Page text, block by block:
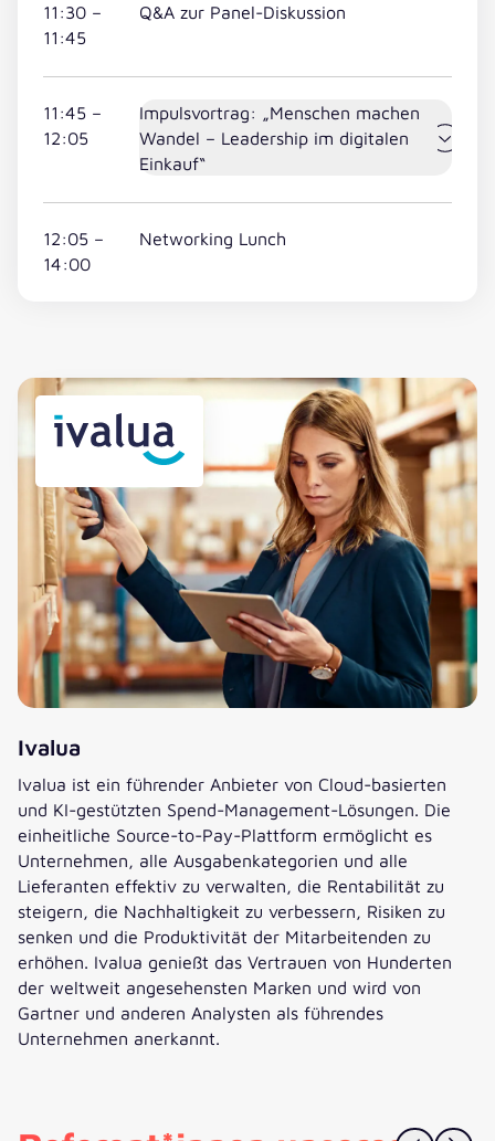
11:30 –
11:45
Q&A zur Panel-Diskussion
11:45 –
12:05
Impulsvortrag: „Menschen machen
Wandel – Leadership im digitalen
Einkauf“
12:05 –
14:00
Networking Lunch
Ivalua
Ivalua ist ein führender Anbieter von Cloud-basierten
und KI-gestützten Spend-Management-Lösungen. Die
einheitliche Source-to-Pay-Plattform ermöglicht es
Unternehmen, alle Ausgabenkategorien und alle
Lieferanten effektiv zu verwalten, die Rentabilität zu
steigern, die Nachhaltigkeit zu verbessern, Risiken zu
senken und die Produktivität der Mitarbeitenden zu
erhöhen. Ivalua genießt das Vertrauen von Hunderten
der weltweit angesehensten Marken und wird von
Gartner und anderen Analysten als führendes
Unternehmen anerkannt.